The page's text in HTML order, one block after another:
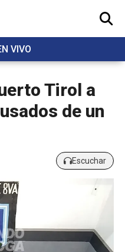
VIVO
BUSCAR
Tirol a
de un
Escuchar